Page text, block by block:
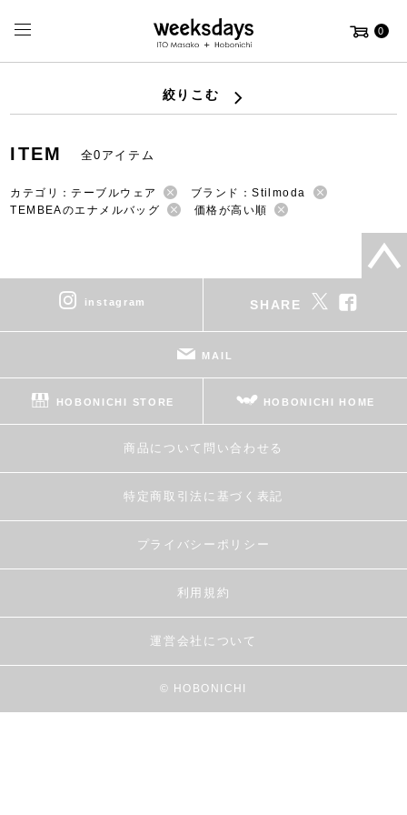
0
絞りこむ
ITEM 全0アイテム
カテゴリ：テーブルウェア
ブランド：Stilmoda
TEMBEAのエナメルバッグ
価格が高い順
instagram SHARE
MAIL
HOBONICHI STORE HOBONICHI HOME
商品について問い合わせる
特定商取引法に基づく表記
プライバシーポリシー
利用規約
運営会社について
© HOBONICHI